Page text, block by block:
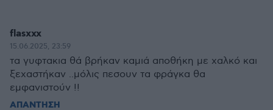
flasxxx
15.06.2025, 23:59
τα γυφτακια θά βρήκαν καμιά αποθήκη με χαλκό και
ξεχαστήκαν ..μόλις πεσουν τα φράγκα θα
εμφανιστούν !!
ΑΠΑΝΤΗΣΗ